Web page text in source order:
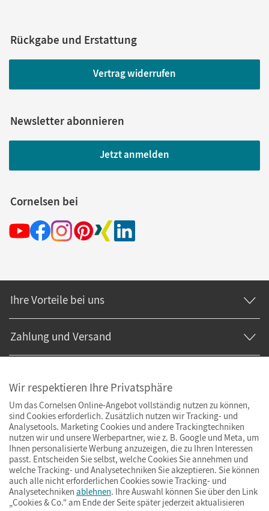
Rückgabe und Erstattung
Vertrag widerrufen
Newsletter abonnieren
Jetzt anmelden
Cornelsen bei
Ihre Vorteile bei uns
Zahlung und Versand
Wir respektieren Ihre Privatsphäre
Um das Cornelsen Online-Angebot vollständig nutzen zu können,
sind Cookies erforderlich. Zusätzlich nutzen wir Tracking- und
Analysetools. Marketing Cookies und andere Trackingtechniken
nutzen wir und unsere Werbepartner, wie z. B. Google und Meta, um
Ihnen personalisierte Werbung anzuzeigen, die zu Ihren Interessen
passt. Entscheiden Sie selbst, welche Cookies Sie annehmen und
welche Tracking- und Analysetechniken Sie akzeptieren. Sie können
auch alle nicht erforderlichen Cookies sowie Tracking- und
Analysetechniken ablehnen. Ihre Auswahl können Sie über den Link
„Cookies & Co.“ am Ende der Seite später jederzeit aktualisieren